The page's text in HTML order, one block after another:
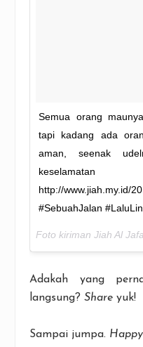
Semua orang
tapi kadang ada
aman, seenak
http://www.jiah.my.id/
#SebuahJalan
Foto kiriman Jiah Al
Adakah yang
langsung? Share yuk!
Sampai jumpa.